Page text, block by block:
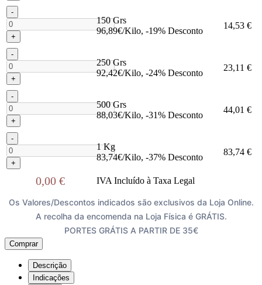
-
+
150 Grs
96,89€/Kilo, -19% Desconto
14,53 €
-
+
250 Grs
92,42€/Kilo, -24% Desconto
23,11 €
-
+
500 Grs
88,03€/Kilo, -31% Desconto
44,01 €
-
+
1 Kg
83,74€/Kilo, -37% Desconto
83,74 €
0,00 € IVA Incluído à Taxa Legal
Os Valores/Descontos indicados são exclusivos da Loja Online.
A recolha da encomenda na Loja Física é GRÁTIS.
PORTES GRÁTIS A PARTIR DE 35€
Comprar
Descrição
Indicações